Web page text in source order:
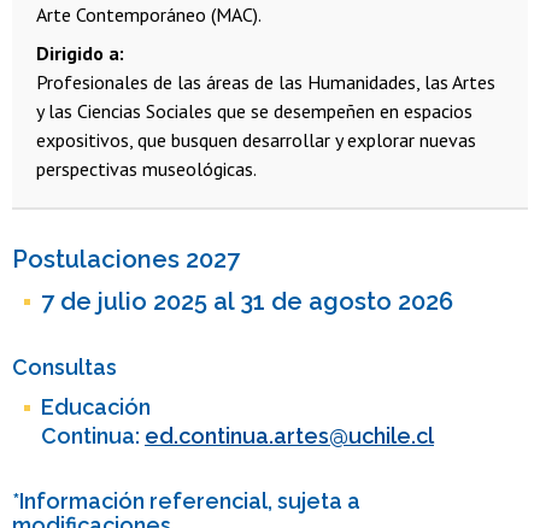
Arte Contemporáneo (MAC).
Dirigido a
Profesionales de las áreas de las Humanidades, las Artes
y las Ciencias Sociales que se desempeñen en espacios
expositivos, que busquen desarrollar y explorar nuevas
perspectivas museológicas.
Postulaciones 2027
7 de julio 2025 al 31 de agosto 2026
Consultas
Educación
Continua: ed.continua.artes@uchile.cl
*Información referencial, sujeta a